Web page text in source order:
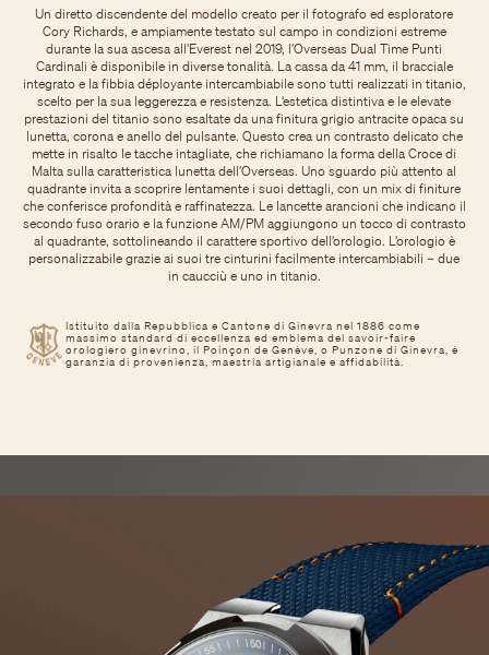
Istituito dalla Repubblica e Cantone di Ginevra nel 1886 come
massimo standard di eccellenza ed emblema del savoir-faire
orologiero ginevrino, il Poinçon de Genève, o Punzone di Ginevra, è
garanzia di provenienza, maestria artigianale e affidabilità.
Un diretto discendente del modello creato per il fotografo ed esploratore
Cory Richards, e ampiamente testato sul campo in condizioni estreme
durante la sua ascesa all’Everest nel 2019, l’Overseas Dual Time Punti
Cardinali è disponibile in diverse tonalità. La cassa da 41 mm, il bracciale
integrato e la fibbia déployante intercambiabile sono tutti realizzati in titanio,
scelto per la sua leggerezza e resistenza. L’estetica distintiva e le elevate
prestazioni del titanio sono esaltate da una finitura grigio antracite opaca su
lunetta, corona e anello del pulsante. Questo crea un contrasto delicato che
mette in risalto le tacche intagliate, che richiamano la forma della Croce di
Malta sulla caratteristica lunetta dell’Overseas. Uno sguardo più attento al
quadrante invita a scoprire lentamente i suoi dettagli, con un mix di finiture
che conferisce profondità e raffinatezza. Le lancette arancioni che indicano il
secondo fuso orario e la funzione AM/PM aggiungono un tocco di contrasto
al quadrante, sottolineando il carattere sportivo dell’orologio. L’orologio è
personalizzabile grazie ai suoi tre cinturini facilmente intercambiabili – due
in caucciù e uno in titanio.